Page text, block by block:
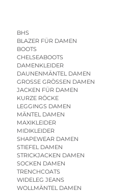
BHS
BLAZER FÜR DAMEN
BOOTS
CHELSEABOOTS
DAMENKLEIDER
DAUNENMÄNTEL DAMEN
GROSSE GRÖSSEN DAMEN
JACKEN FÜR DAMEN
KURZE RÖCKE
LEGGINGS DAMEN
MÄNTEL DAMEN
MAXIKLEIDER
MIDIKLEIDER
SHAPEWEAR DAMEN
STIEFEL DAMEN
STRICKJACKEN DAMEN
SOCKEN DAMEN
TRENCHCOATS
WIDELEG JEANS
WOLLMÄNTEL DAMEN